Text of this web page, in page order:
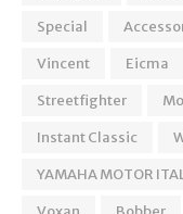
Special
Vincent
Eicma
Streetfighter
Instant Classic
YAMAHA MOTOR